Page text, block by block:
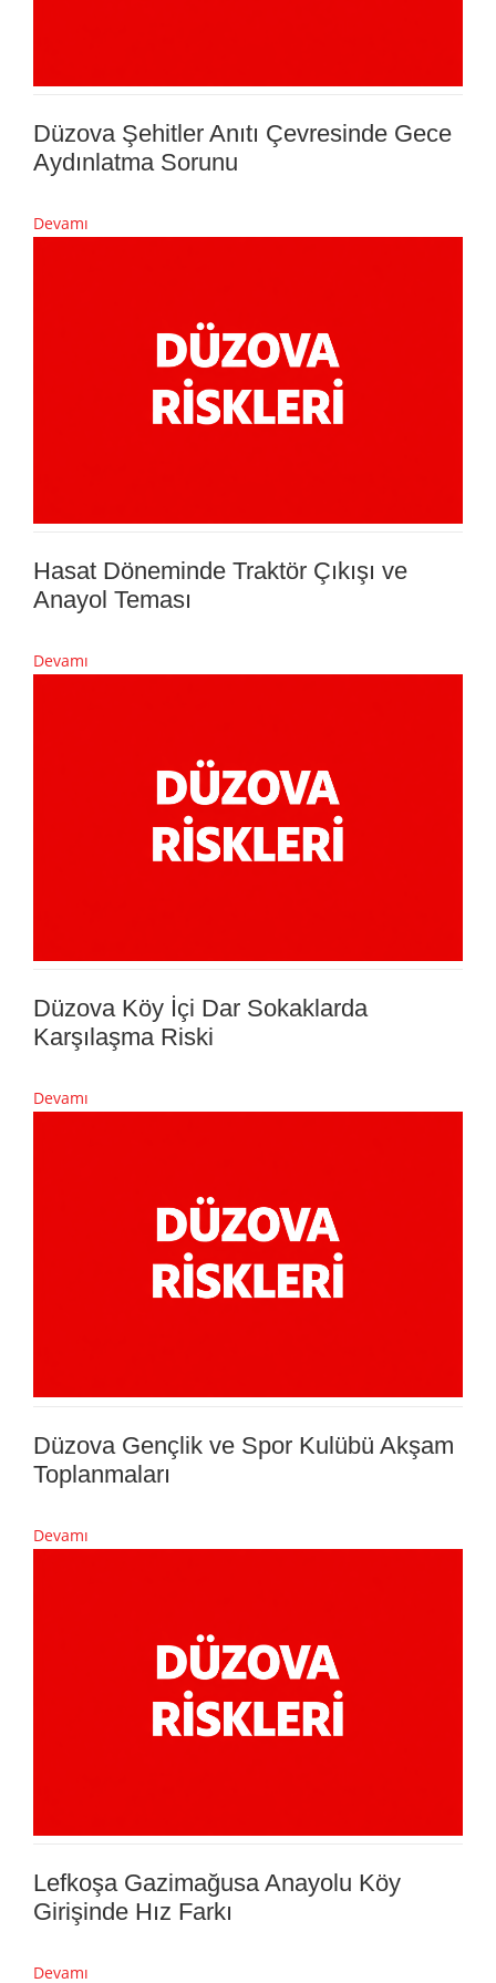
Düzova Şehitler Anıtı Çevresinde Gece
Aydınlatma Sorunu
Devamı
Hasat Döneminde Traktör Çıkışı ve
Anayol Teması
Devamı
Düzova Köy İçi Dar Sokaklarda
Karşılaşma Riski
Devamı
Düzova Gençlik ve Spor Kulübü Akşam
Toplanmaları
Devamı
Lefkoşa Gazimağusa Anayolu Köy
Girişinde Hız Farkı
Devamı